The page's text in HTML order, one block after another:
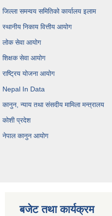
जिल्ला समन्वय समितिको कार्यालय इलाम
स्थानीय निकाय वित्तीय आयोग
लोक सेवा आयोग
शिक्षक सेवा आयोग
राष्ट्रिय योजना आयोग
Nepal In Data
कानुन, न्याय तथा संसदीय मामिला मन्त्रालय
कोशी प्रदेश
नेपाल कानुन आयोग
बजेट तथा कार्यक्रम